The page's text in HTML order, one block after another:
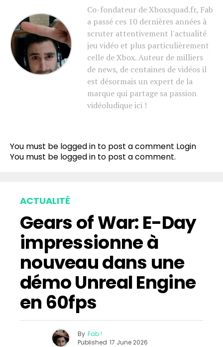
Co-fondateur de Xboxsquad.fr, Fab
a passé ces 10 dernières années à
scruter attentivement l'actualité
jeu vidéo et plus particulièrement
celle de Xbox. Auteur de milliers
de news, de centaines de vidéos il
est désormais un expert de la
marque qui partage sa passion
vidéoludique ici !
You must be logged in to post a comment Login
You must be logged in to post a comment.
ACTUALITÉ
Gears of War: E-Day
impressionne à
nouveau dans une
démo Unreal Engine
en 60fps
By Fab !
Published 17 June 2026